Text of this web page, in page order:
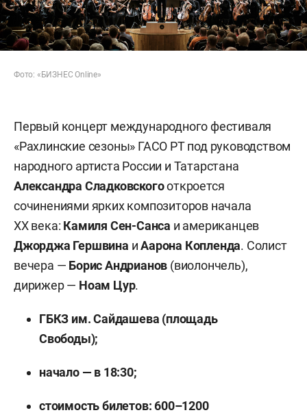
Фото: «БИЗНЕС Online»
Первый концерт международного фестиваля
«Рахлинские сезоны» ГАСО РТ под руководством
народного артиста России и Татарстана
Александра Сладковскогооткроется
сочинениями ярких композиторов начала
ХХ века: Камиля Сен-Санса и американцев
Джорджа Гершвина иАарона Копленда. Солист
вечера — Борис Андрианов (виолончель),
дирижер — Ноам Цур.
ГБКЗ им. Сайдашева (площадь
Свободы);
начало — в 18:30;
стоимость билетов: 600–1200